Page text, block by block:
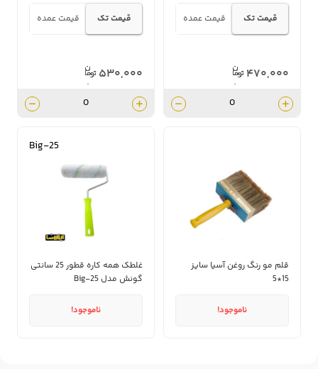
قیمت تک قیمت عمده
۴۷۰,۰۰۰
۳۷۶,۰۰۰
قیمت تک قیمت عمده
۵۳۰,۰۰۰
۴۷۷,۰۰۰
قلم مو رنگ روغن آسیا سایز
15*5
ناموجود!
Big-25
غلطک همه کاره قطور 25 سانتی
گونش مدل Big-25
ناموجود!